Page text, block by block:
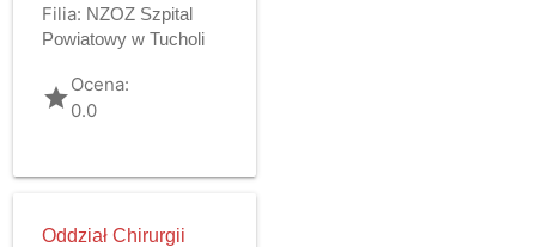
Filia: NZOZ Szpital
Powiatowy w Tucholi
gradeOcena:
0.0
Oddział Chirurgii